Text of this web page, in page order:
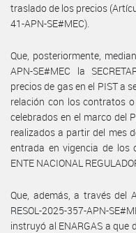
traslado de los precios
41-APN-SE#MEC).
Que, posteriormente,
APN-SE#MEC la
precios de gas en el PIST a
relación con los contratos
celebrados en el marco del
realizados a partir del mes
entrada en vigencia de
ENTE NACIONAL
Que, además, a través del
RESOL-2025-357-APN-
instruyó al ENARGAS a